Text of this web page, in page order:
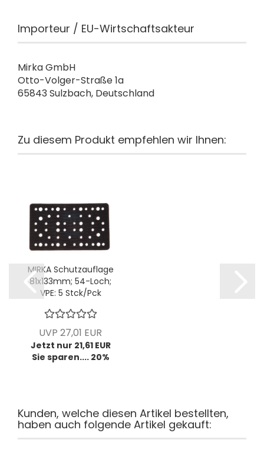
Importeur / EU-Wirtschaftsakteur
Mirka GmbH
Otto-Volger-Straße 1a
65843 Sulzbach, Deutschland
Zu diesem Produkt empfehlen wir Ihnen:
MIRKA Schutzauflage
81x133mm; 54-Loch;
VPE: 5 Stck/Pck
UVP 27,01 EUR
Jetzt nur 21,61 EUR
Sie sparen.... 20%
Kunden, welche diesen Artikel bestellten,
haben auch folgende Artikel gekauft: